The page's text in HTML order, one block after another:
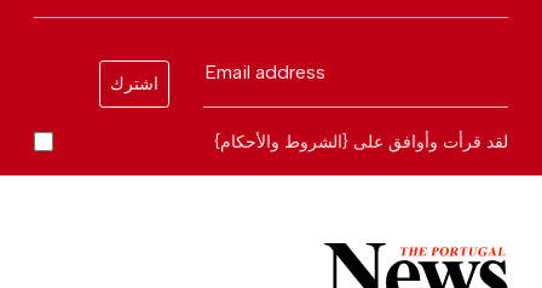
Email address
اشترك
لقد قرأت وأوافق على {الشروط والأحكام}